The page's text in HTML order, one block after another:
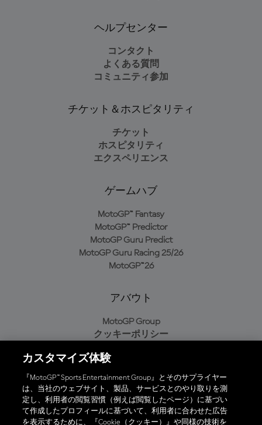
ヘルプセンター
コンタクト
よくある質問
コミュニティ参加
チケット＆ホスピタリティ
チケット
ホスピタリティ
エクスペリエンス
ゲームハブ
MotoGP™ Fantasy
MotoGP™ Predictor
MotoGP Guru Predict
MotoGP Guru Racing 25/26
MotoGP™26
アバウト
MotoGP Group
クッキーポリシー
プライバシーポリシー
購入ポリシー
オフィシャルアプリ
カスタマイズ体験
『MotoGP™ Sports Entertainment Group』とそのサプライヤー
は、当社のウェブサイト、製品、サービスとのやり取りを測
定し、利用者の閲覧習慣（例えば閲覧したページ）に基づい
て作成したプロフィールに基づいて、利用者に合わせた広告
を表示するために、『Cookie（クッキー）』や同様の技術を